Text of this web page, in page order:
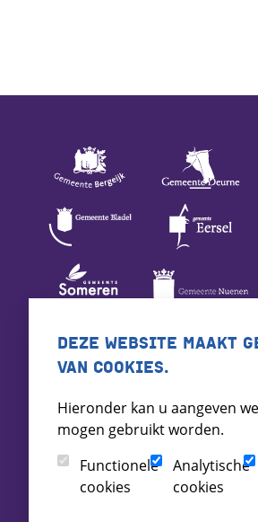
DEZE WEBSITE MAAKT
VAN COOKIES.
Hieronder kan u aangeven
mogen gebruikt worden.
Functionele
cookies
Analytische
cookies